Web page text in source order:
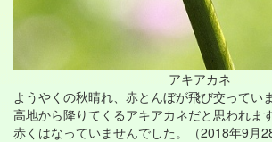
アキアカネ
ようやくの秋晴れ、赤とんぼが飛び交ってい
高地から降りてくるアキアカネだと思われま
赤くはなっていませんでした。（2018年9月